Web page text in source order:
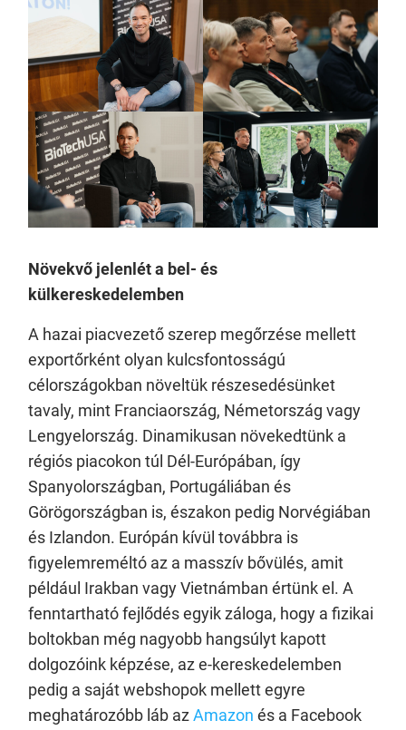
Növekvő jelenlét a bel- és
külkereskedelemben
A hazai piacvezető szerep megőrzése mellett
exportőrként olyan kulcsfontosságú
célországokban növeltük részesedésünket
tavaly, mint Franciaország, Németország vagy
Lengyelország. Dinamikusan növekedtünk a
régiós piacokon túl Dél-Európában, így
Spanyolországban, Portugáliában és
Görögországban is, északon pedig Norvégiában
és Izlandon. Európán kívül továbbra is
figyelemreméltó az a masszív bővülés, amit
például Irakban vagy Vietnámban értünk el. A
fenntartható fejlődés egyik záloga, hogy a fizikai
boltokban még nagyobb hangsúlyt kapott
dolgozóink képzése, az e-kereskedelemben
pedig a saját webshopok mellett egyre
meghatározóbb láb azAmazon és a Facebook